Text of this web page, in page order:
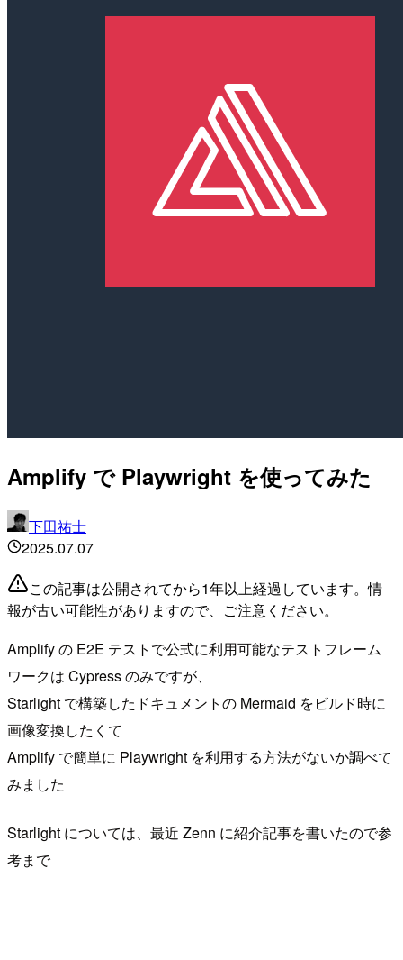
Amplify で Playwright を使ってみた
下田祐士
2025.07.07
この記事は公開されてから1年以上経過しています。情
報が古い可能性がありますので、ご注意ください。
Amplify の E2E テストで公式に利用可能なテストフレーム
ワークは Cypress のみですが、
Starlight で構築したドキュメントの Mermaid をビルド時に
画像変換したくて
Amplify で簡単に Playwright を利用する方法がないか調べて
みました
Starlight については、最近 Zenn に紹介記事を書いたので参
考まで